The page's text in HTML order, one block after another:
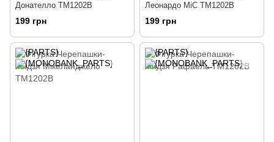
Донателло TM1202B
199 грн
Леонардо MiC TM1202B
199 грн